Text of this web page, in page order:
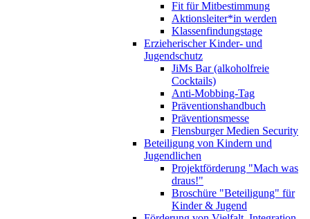
Fit für Mitbestimmung
Aktionsleiter*in werden
Klassenfindungstage
Erzieherischer Kinder- und
Jugendschutz
JiMs Bar (alkoholfreie
Cocktails)
Anti-Mobbing-Tag
Präventionshandbuch
Präventionsmesse
Flensburger Medien Security
Beteiligung von Kindern und
Jugendlichen
Projektförderung "Mach was
draus!"
Broschüre "Beteiligung" für
Kinder & Jugend